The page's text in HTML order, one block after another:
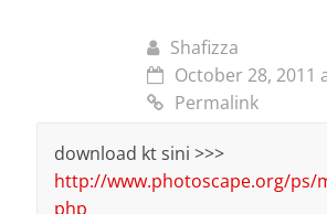
gambar di bawah. Untuk pilih gambar
2.
Shafizza
October 28, 2011
Permalink
download kt sini >>>
http://www.photoscape.org/ps/
php